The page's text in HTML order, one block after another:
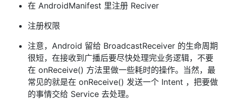
在 AndroidManifest 里注册 Reciver
注册权限
注意，Android 留给 BroadcastReceiver 的生命周期
很短，在接收到广播后要尽快处理完业务逻辑，不要
在 onReceive() 方法里做一些耗时的操作。当然，最
常见的就是在 onReceive() 发送一个 Intent ，把要做
的事情交给 Service 去处理。